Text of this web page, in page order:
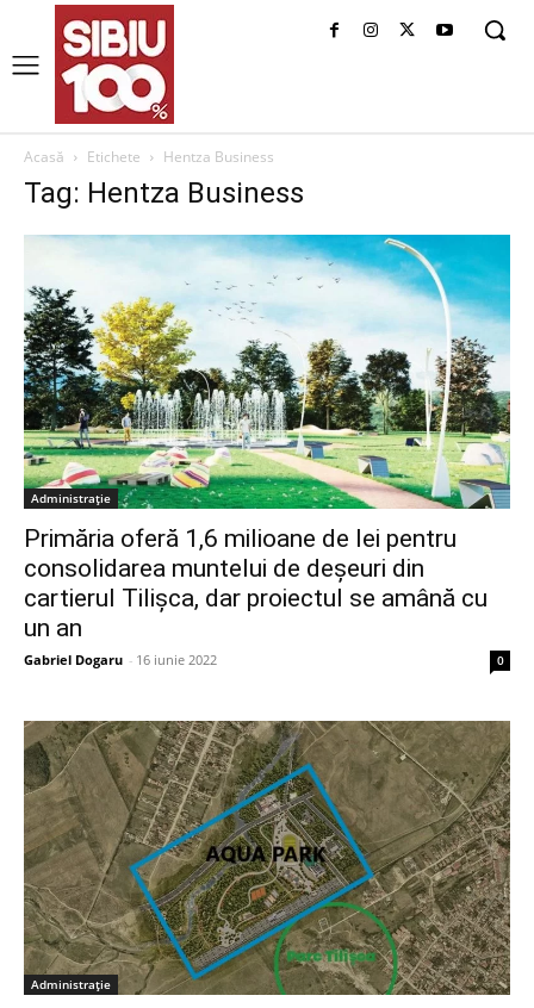
Acasă Etichete Hentza Business
Tag: Hentza Business
Administrație
Primăria oferă 1,6 milioane de lei pentru
consolidarea muntelui de deșeuri din
cartierul Tilișca, dar proiectul se amână cu
un an
Gabriel Dogaru - 16 iunie 2022 0
Administrație